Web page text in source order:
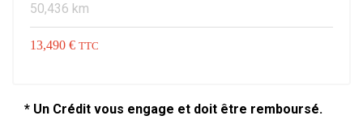
50,436 km
13,490 € TTC
* Un Crédit vous engage et doit être remboursé.